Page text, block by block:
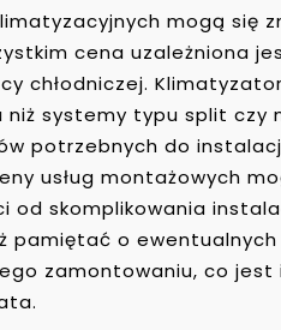
mogą się
cena uzależniona
chłodniczej.
niż systemy typu split czy
potrzebnych do
usług montażowych
od skomplikowania
pamiętać o
zamontowaniu, co